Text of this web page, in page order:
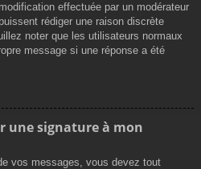
effectuée par un modérateur
rédiger une raison discrète
noter que les utilisateurs normaux
message si une réponse a été
une signature à mon
vos messages, vous devez tout